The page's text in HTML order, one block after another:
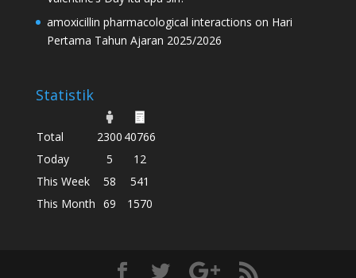
amoxicillin pharmacological interactions on Hari
Pertama Tahun Ajaran 2025/2026
Statistik
Total 2300 40766
Today
5
12
This Week
58
541
This Month 69 1570